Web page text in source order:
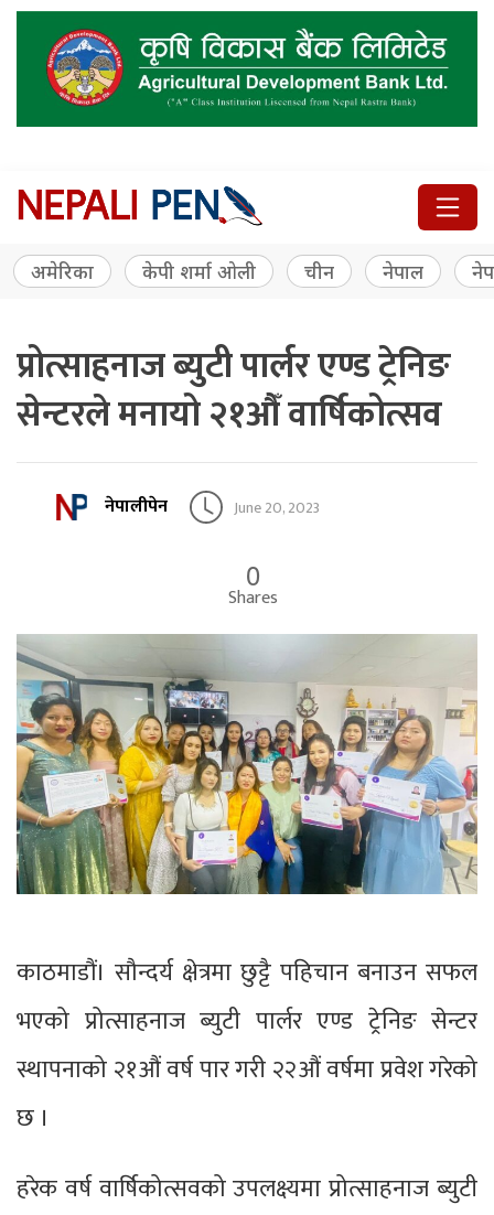
अमेरिका केपी शर्मा ओली चीन नेपाल
प्रोत्साहनाज ब्युटी पार्लर एण्ड ट्रेनिङ
सेन्टरले मनायो २१औँ वार्षिकोत्सव
नेपालीपेन June 20, 2023
0
Shares
काठमाडौं। सौन्दर्य क्षेत्रमा छुट्टै पहिचान बनाउन सफल
भएको प्रोत्साहनाज ब्युटी पार्लर एण्ड ट्रेनिङ सेन्टर
स्थापनाको २१औं वर्ष पार गरी २२औं वर्षमा प्रवेश गरेको
छ ।
हरेक वर्ष वार्षिकोत्सवको उपलक्ष्यमा प्रोत्साहनाज ब्युटी